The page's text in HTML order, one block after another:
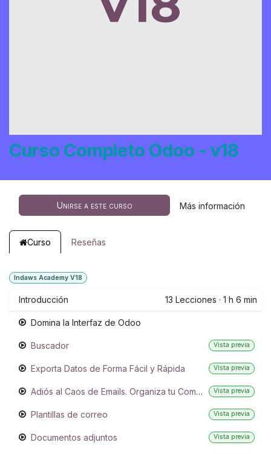
Curso Completo Odoo - v18
Unirse a este curso Más información
Curso Reseñas
Indaws Academy V18
Introducción 13 Lecciones · 1 h 6 min
Domina la Interfaz de Odoo
Buscador Vista previa
Exporta Datos de Forma Fácil y Rápida Vista previa
Adiós al Caos de Emails. Organiza tu Comunicación Vista previa
Plantillas de correo Vista previa
Documentos adjuntos Vista previa